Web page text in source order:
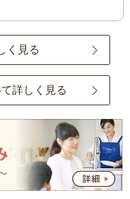
く見る
詳しく見る